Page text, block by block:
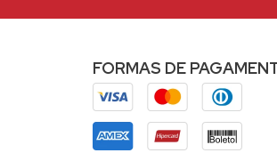
FORMAS DE